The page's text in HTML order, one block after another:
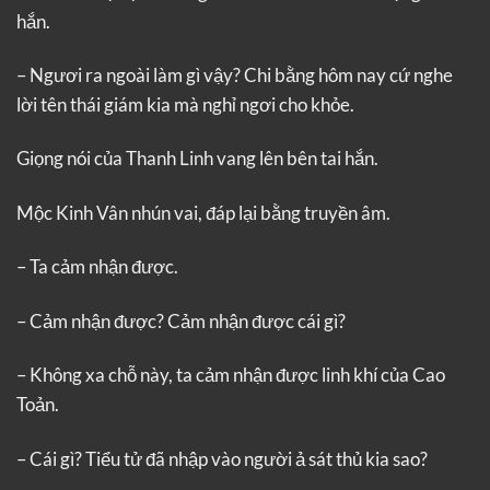
hắn.
– Ngươi ra ngoài làm gì vậy? Chi bằng hôm nay cứ nghe
lời tên thái giám kia mà nghỉ ngơi cho khỏe.
Giọng nói của Thanh Linh vang lên bên tai hắn.
Mộc Kinh Vân nhún vai, đáp lại bằng truyền âm.
– Ta cảm nhận được.
– Cảm nhận được? Cảm nhận được cái gì?
– Không xa chỗ này, ta cảm nhận được linh khí của Cao
Toản.
– Cái gì? Tiểu tử đã nhập vào người ả sát thủ kia sao?